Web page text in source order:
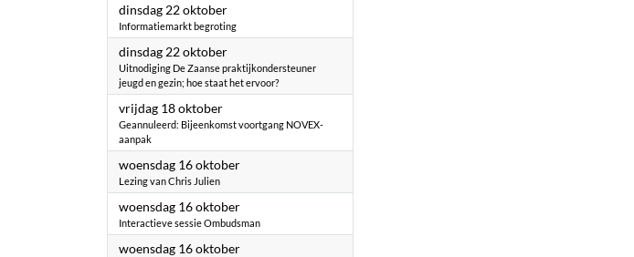
dinsdag 22 oktober2024
Informatiemarkt begroting
dinsdag 22 oktober2024
Uitnodiging De Zaanse praktijkondersteuner
jeugd en gezin; hoe staat het ervoor?
vrijdag 18 oktober2024
Geannuleerd: Bijeenkomst voortgang NOVEX-
aanpak
woensdag 16 oktober2024
Lezing van Chris Julien
woensdag 16 oktober2024
Interactieve sessie Ombudsman
woensdag 16 oktober2024